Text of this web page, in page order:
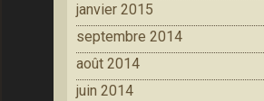
janvier 2015
septembre 2014
août 2014
juin 2014